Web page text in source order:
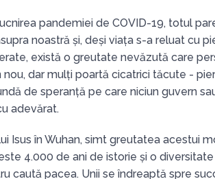
pandemiei de COVID-19, totul
noastră și, deși viața s-a reluat cu
există o greutate nevăzută care
nou, dar mulți poartă cicatrici tăcute -
de speranță pe care niciun guvern
adevărat.
Isus în Wuhan, simt greutatea acestui
4.000 de ani de istorie și o
caută pacea. Unii se îndreaptă spre